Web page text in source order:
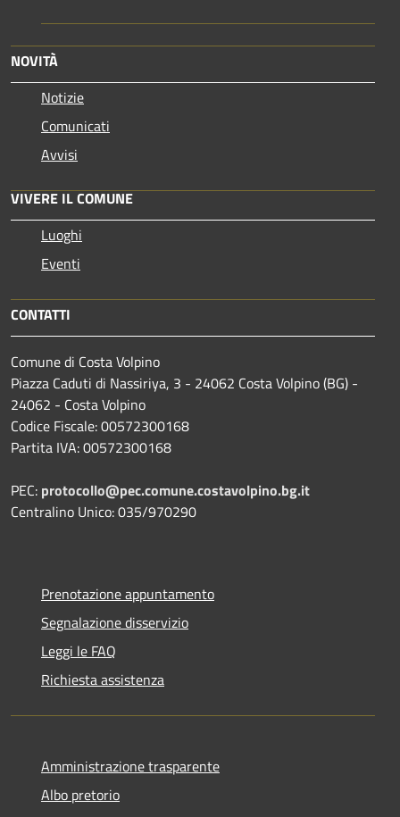
NOVITÀ
Notizie
Comunicati
Avvisi
VIVERE IL COMUNE
Luoghi
Eventi
CONTATTI
Comune di Costa Volpino
Piazza Caduti di Nassiriya, 3 - 24062 Costa Volpino (BG) -
24062 - Costa Volpino
Codice Fiscale: 00572300168
Partita IVA: 00572300168
PEC: protocollo@pec.comune.costavolpino.bg.it
Centralino Unico: 035/970290
Prenotazione appuntamento
Segnalazione disservizio
Leggi le FAQ
Richiesta assistenza
Amministrazione trasparente
Albo pretorio